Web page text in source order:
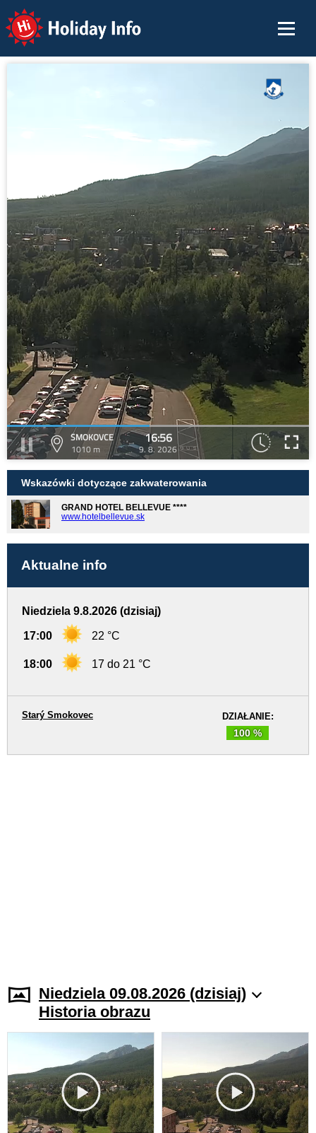
Holiday Info
SMOKOVCE
1010 m
16:56
9. 8. 2026
Wskazówki dotyczące zakwaterowania
GRAND HOTEL BELLEVUE ****
www.hotelbellevue.sk
Aktualne info
Niedziela 9.8.2026 (dzisiaj)
17:00 22 °C
18:00 17 do 21 °C
DZIAŁANIE:
100 %
Starý Smokovec
Niedziela 09.08.2026 (dzisiaj)
Historia obrazu